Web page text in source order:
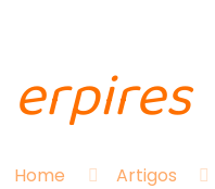
erpires
Home Artigos